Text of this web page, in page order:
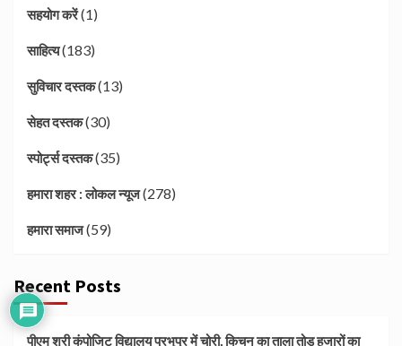
सहयोग करें(1)
साहित्य(183)
सुविचार दस्तक(13)
सेहत दस्तक(30)
स्पोर्ट्स दस्तक(35)
हमारा शहर : लोकल न्यूज(278)
हमारा समाज(59)
Recent Posts
पीएम श्री कंपोजिट विद्यालय प्रभुपुर में चोरी, किचन का ताला तोड़ हजारों का